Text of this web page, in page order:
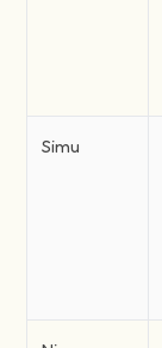
Simu